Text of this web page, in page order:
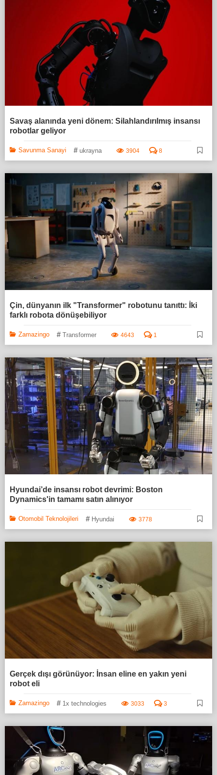
Savaş alanında yeni dönem: Silahlandırılmış insansı
robotlar geliyor
Savunma Sanayi # ukrayna 3904 8
Çin, dünyanın ilk "Transformer" robotunu tanıttı: İki
farklı robota dönüşebiliyor
Zamazingo # Transformer 4643 1
Hyundai’de insansı robot devrimi: Boston
Dynamics'in tamamı satın alınıyor
Otomobil Teknolojileri # Hyundai 3778
Gerçek dışı görünüyor: İnsan eline en yakın yeni
robot eli
Zamazingo # 1x technologies 3033 3